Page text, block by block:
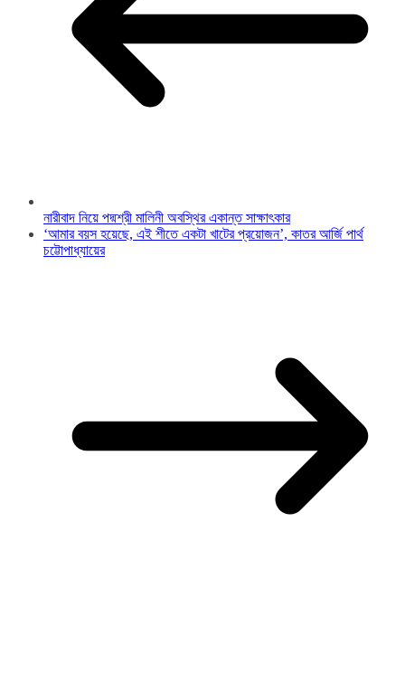
নারীবাদ নিয়ে পদ্মশ্রী মালিনী অবস্থির একান্ত সাক্ষাৎকার
‘আমার বয়স হয়েছে, এই শীতে একটা খাটের প্রয়োজন’‌, কাতর আর্জি পার্থ
চট্টোপাধ্যায়ের